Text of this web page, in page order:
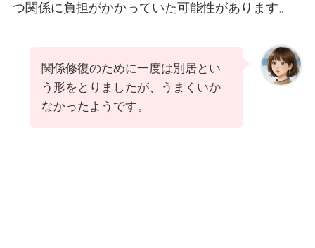
つ関係に負担がかかっていた可能性があります。
関係修復のために一度は別居とい
う形をとりましたが、うまくいか
なかったようです。